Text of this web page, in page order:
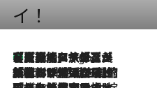
イ！
9 Hours Ago
【厳選旅コスメ】「多機能アイテムがメイン！」旅好き美容エディターが選んだ夏旅ベストコスメを発表【Mサイズジップ】
2026.8.6
「荷物が増えるほど旅ストレスは増す」美容ジャーナリストがたどり着いた最終結論。“化粧品を劇的に減らす”感動の凝縮美容とは